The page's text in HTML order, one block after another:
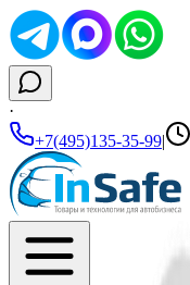
·
+7(495)135-35-99|